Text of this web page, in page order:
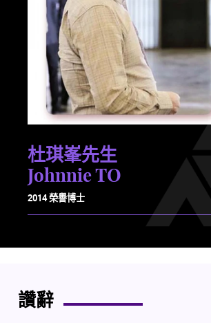
杜琪峯先生
Johnnie TO
2014 榮譽博士
讚辭